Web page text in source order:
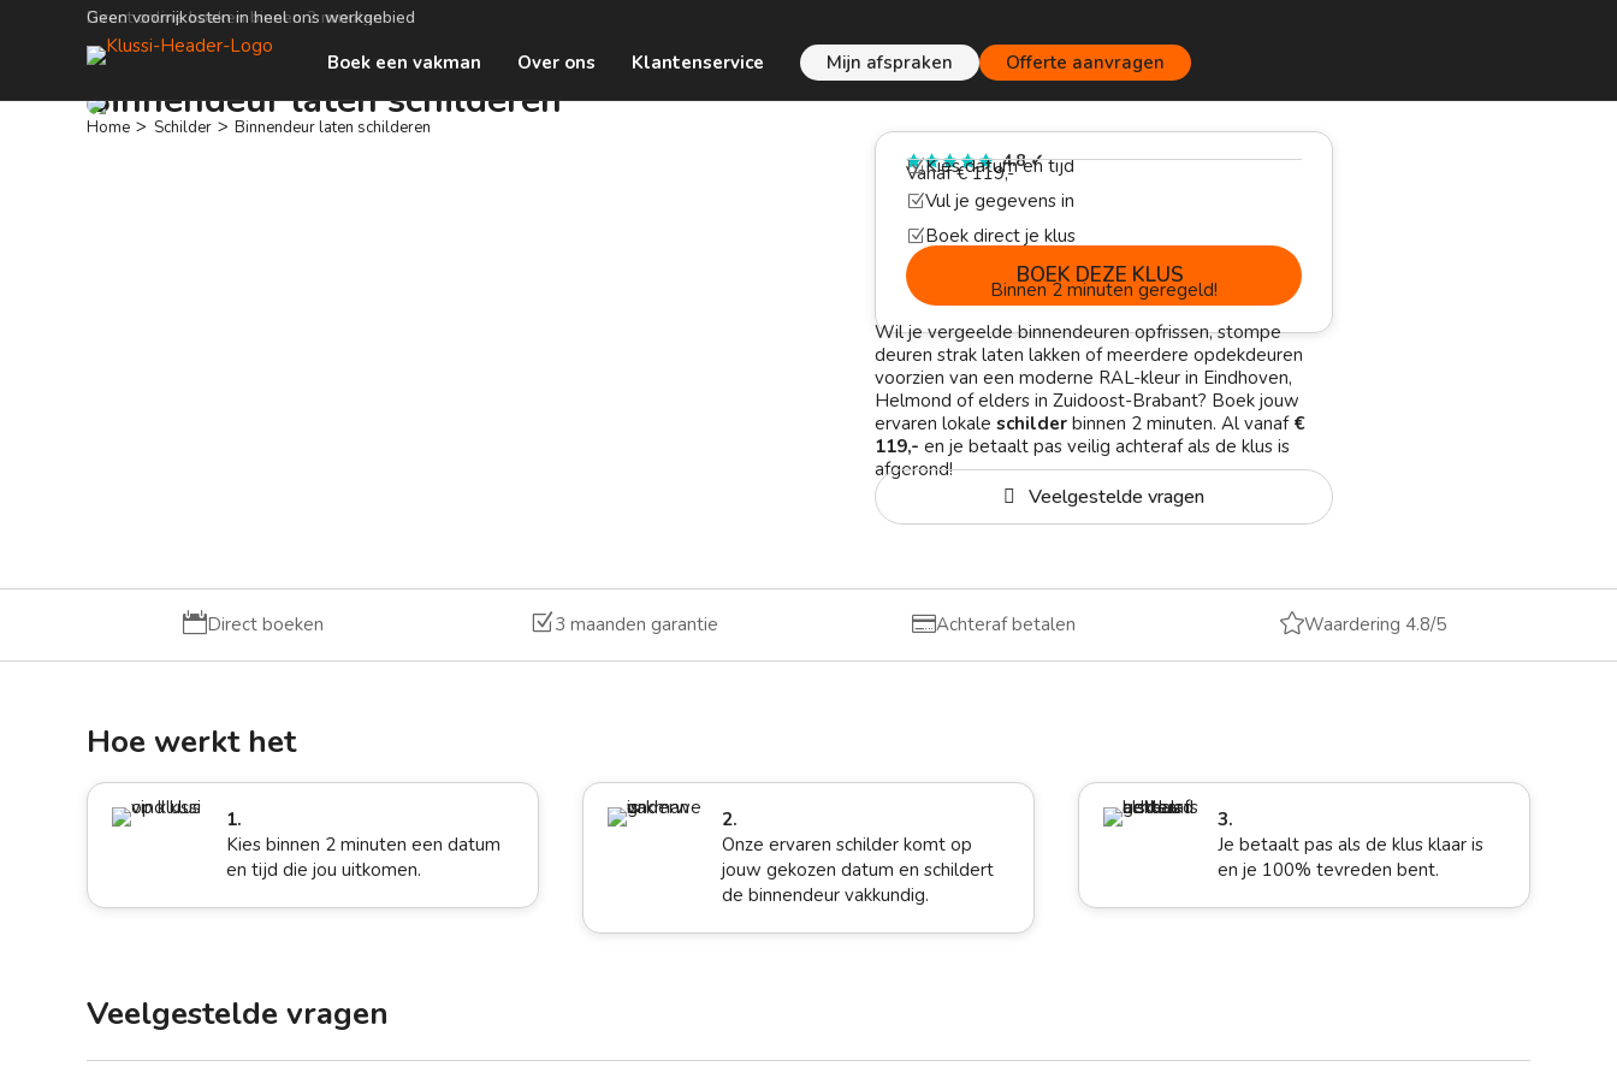
Geen voorrijkosten in heel ons werkgebied
Boek een vakman Over ons Klantenservice Mijn afspraken Offerte aanvragen
Home > Schilder > Binnendeur laten schilderen
Binnendeur laten schilderen
Vanaf € 119,-
4.8✓
ZKies datum en tijd
ZVul je gegevens in
ZBoek direct je klus
BOEK DEZE KLUS
Binnen 2 minuten geregeld!
Wil je vergeelde binnendeuren opfrissen, stompe
deuren strak laten lakken of meerdere opdekdeuren
voorzien van een moderne RAL-kleur in Eindhoven,
Helmond of elders in Zuidoost-Brabant? Boek jouw
ervaren lokale schilderbinnen 2 minuten. Al vanaf €
119,- en je betaalt pas veilig achteraf als de klus is
afgerond!
Veelgestelde vragen
Direct boeken Z 3 maanden garantie Achteraf betalen Waardering 4.8/5
Hoe werkt het
1.
Kies binnen 2 minuten een datum
en tijd die jou uitkomen.
2.
Onze ervaren schilder komt op
jouw gekozen datum en schildert
de binnendeur vakkundig.
3.
Je betaalt pas als de klus klaar is
en je 100% tevreden bent.
Veelgestelde vragen